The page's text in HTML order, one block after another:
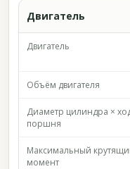
Двигатель
Двигатель
Объём двигателя
Диаметр цилиндра ×
поршня
Максимальный
момент